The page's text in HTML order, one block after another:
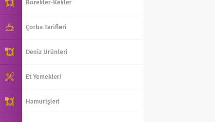
Börekler-Kekler
Çorba Tarifleri
Deniz Ürünleri
Et Yemekleri
Hamurişleri